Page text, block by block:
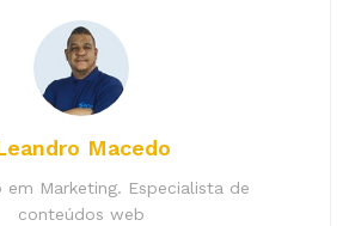
Macedo
em Marketing. Especialista de
conteúdos web